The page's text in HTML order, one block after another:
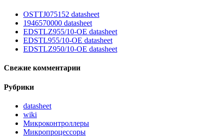
OSTTJ075152 datasheet
1946570000 datasheet
EDSTLZ955/10-OE datasheet
EDSTL955/10-OE datasheet
EDSTLZ950/10-OE datasheet
Свежие комментарии
Рубрики
datasheet
wiki
Микроконтроллеры
Микропроцессоры